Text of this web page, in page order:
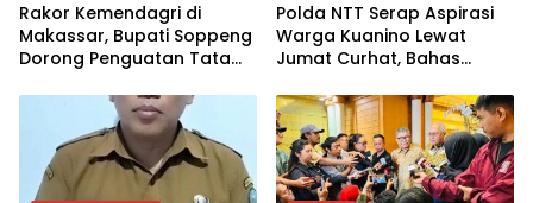
Rakor Kemendagri di
Makassar, Bupati Soppeng
Dorong Penguatan Tata
Polda NTT Serap Aspirasi
Warga Kuanino Lewat
Jumat Curhat, Bahas
Kejahatan Siber